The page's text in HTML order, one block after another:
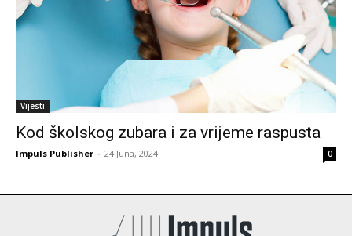
Vijesti
Kod školskog zubara i za vrijeme raspusta
Impuls Publisher - 24 Juna, 2024 0